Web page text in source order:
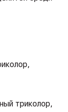
триколор,